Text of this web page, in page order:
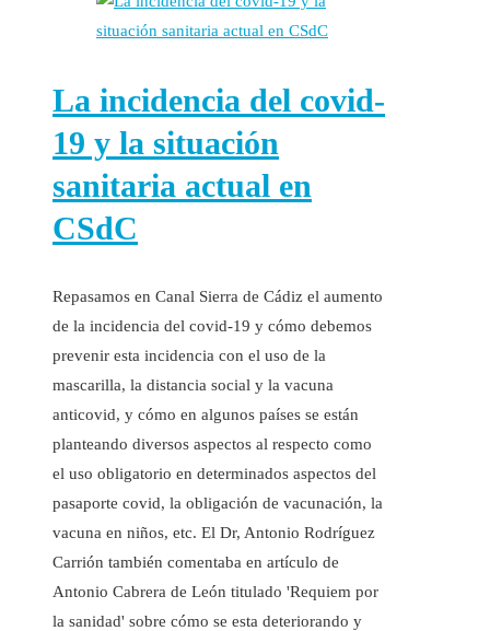
La incidencia del covid-
19 y la situación
sanitaria actual en
CSdC
Repasamos en Canal Sierra de Cádiz el aumento
de la incidencia del covid-19 y cómo debemos
prevenir esta incidencia con el uso de la
mascarilla, la distancia social y la vacuna
anticovid, y cómo en algunos países se están
planteando diversos aspectos al respecto como
el uso obligatorio en determinados aspectos del
pasaporte covid, la obligación de vacunación, la
vacuna en niños, etc. El Dr, Antonio Rodríguez
Carrión también comentaba en artículo de
Antonio Cabrera de León titulado 'Requiem por
la sanidad' sobre cómo se esta deteriorando y